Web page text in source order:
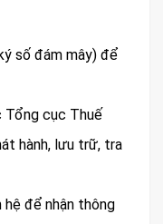
số đám mây) để
Tổng cục Thuế
hành, lưu trữ, tra
để nhận thông